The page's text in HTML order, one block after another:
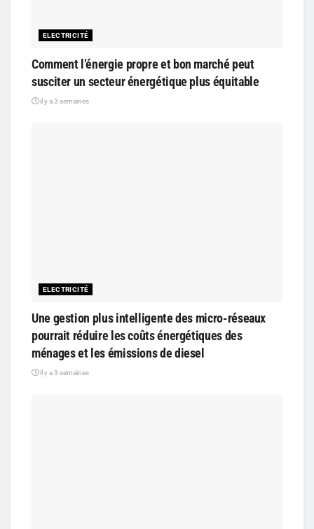
ELECTRICITÉ
Comment l’énergie propre et bon marché peut
susciter un secteur énergétique plus équitable
il y a 3 semaines
ELECTRICITÉ
Une gestion plus intelligente des micro-réseaux
pourrait réduire les coûts énergétiques des
ménages et les émissions de diesel
il y a 3 semaines